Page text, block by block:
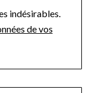
indésirables.
de vos